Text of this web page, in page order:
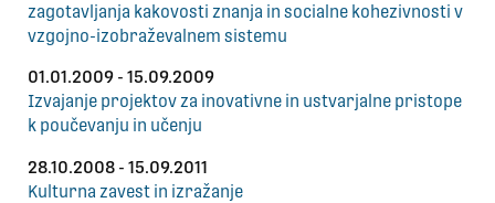
zagotavljanja kakovosti znanja in socialne kohezivnosti v
vzgojno-izobraževalnem sistemu
01.01.2009 - 15.09.2009
Izvajanje projektov za inovativne in ustvarjalne pristope
k poučevanju in učenju
28.10.2008 - 15.09.2011
Kulturna zavest in izražanje